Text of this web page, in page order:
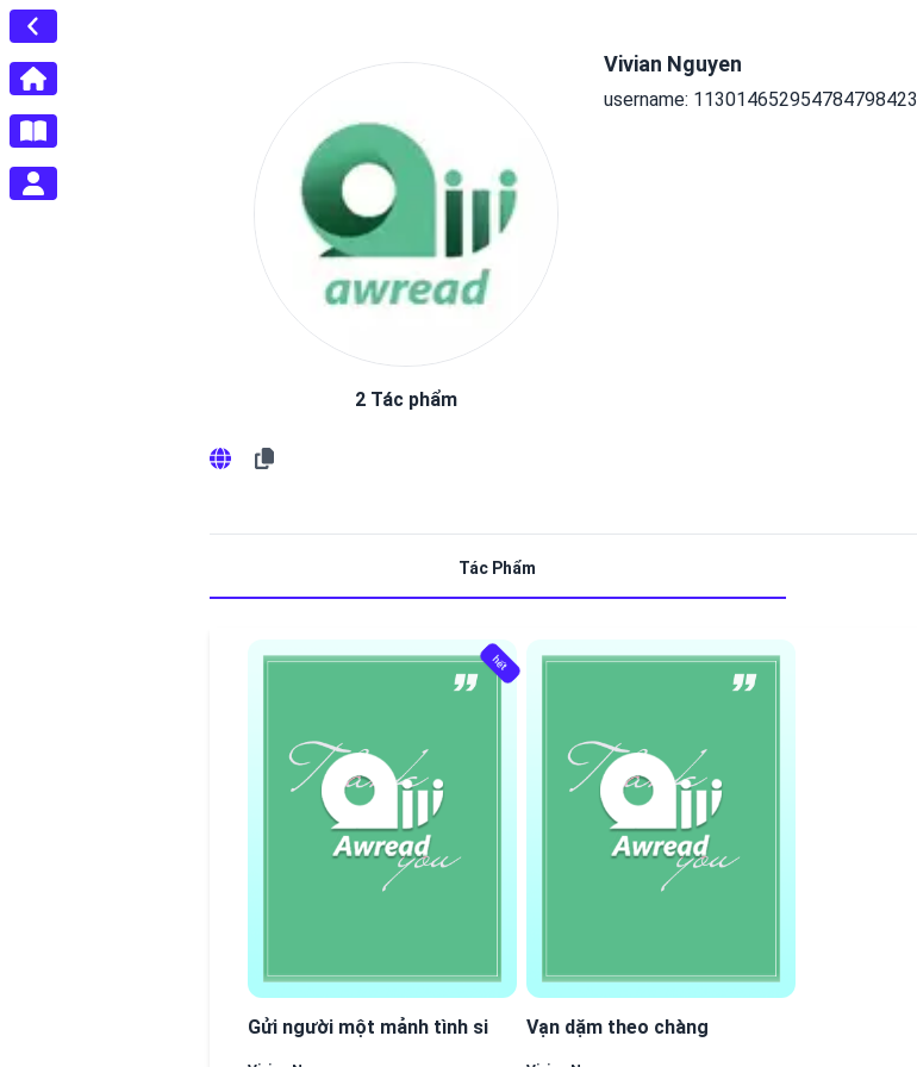
2 Tác phẩm
Vivian Nguyen
username: 113014652954784798423
Tác Phẩm
Gửi người một mảnh tình si
hết
Vạn dặm theo chàng